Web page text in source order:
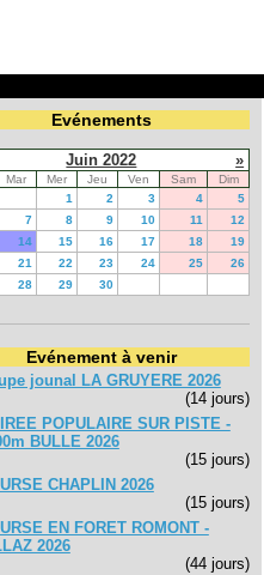
Evénements
Juin 2022 »
Mar Mer Jeu Ven Sam
Dim
1
2 3 4
5
7 8 9 10 11
12
14 15 16 17 18
19
21 22 23 24 25
26
28 29 30
Evénement à venir
jounal LA GRUYERE 2026
(14 jours)
POPULAIRE SUR PISTE -
BULLE 2026
(15 jours)
CHAPLIN 2026
(15 jours)
EN FORET ROMONT -
2026
(44 jours)